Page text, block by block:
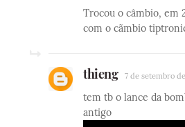
Trocou o câmbio, em
com o cãmbio
thieng 7 de setembro
tem tb o lance da
antigo